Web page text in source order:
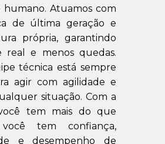
humano. Atuamos com
de última geração e
própria, garantindo
real e menos quedas.
técnica está sempre
agir com agilidade e
situação. Com a
tem mais do que
tem confiança,
e desempenho de